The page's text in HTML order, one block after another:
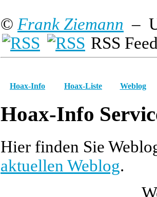
© Frank Ziemann –
RSS
Hoax-Info Hoax-Liste Weblog
Hoax-Info
Hier finden Sie
aktuellen Weblog.